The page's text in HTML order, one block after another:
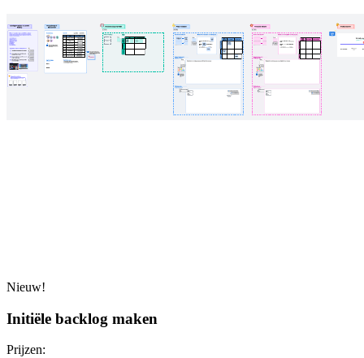
Nieuw!
Initiële backlog maken
Prijzen: